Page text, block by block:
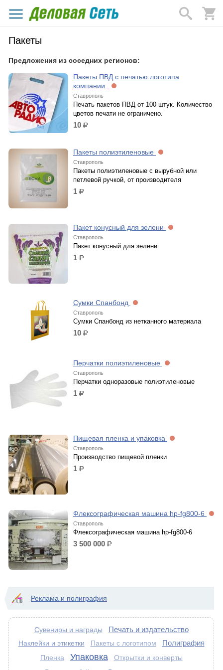
Пакеты
Предложения из соседних регионов:
Пакеты ПВД с печатью логотипа
компании.
Ставрополь
Печать пакетов ПВД от 100 штук. Количество
цветов печати не ограничено.
10 р.
Пакеты полиэтиленовые
Ставрополь
Пакеты полиэтиленовые с вырубной или
петлевой ручкой, от производителя
1 р.
Пакет конусный для зелени
Ставрополь
Пакет конусный для зелени
1 р.
Сумки Спанбонд
Ставрополь
Сумки Спанбонд из нетканного материала
10 р.
Перчатки полиэтиленовые
Ставрополь
Перчатки одноразовые полиэтиленовые
1 р.
Пищевая пленка и упаковка
Ставрополь
Производство пищевой пленки
1 р.
Флексографическая машина hp-fg800-6
Ставрополь
Флексографическая машина hp-fg800-6
3 500 000 р.
Реклама и полиграфия
Сувениры и награды Печать и издательство
Наклейки и этикетки Пакеты с логотипом Полиграфия
Пленка Упаковка
Открытки и конверты